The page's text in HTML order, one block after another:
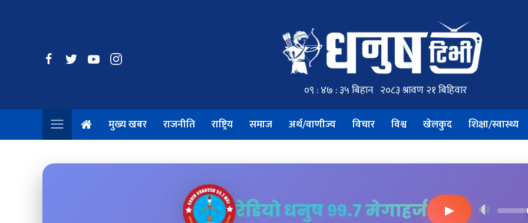
मुख्य खबर राजनीति राष्ट्रिय समाज अर्थ/वाणीज्य विचार विश्व खेलकुद शिक्षा/स्वास्थ्य
रेडियो धनुष ९९.७ मेगाहर्ज ▶